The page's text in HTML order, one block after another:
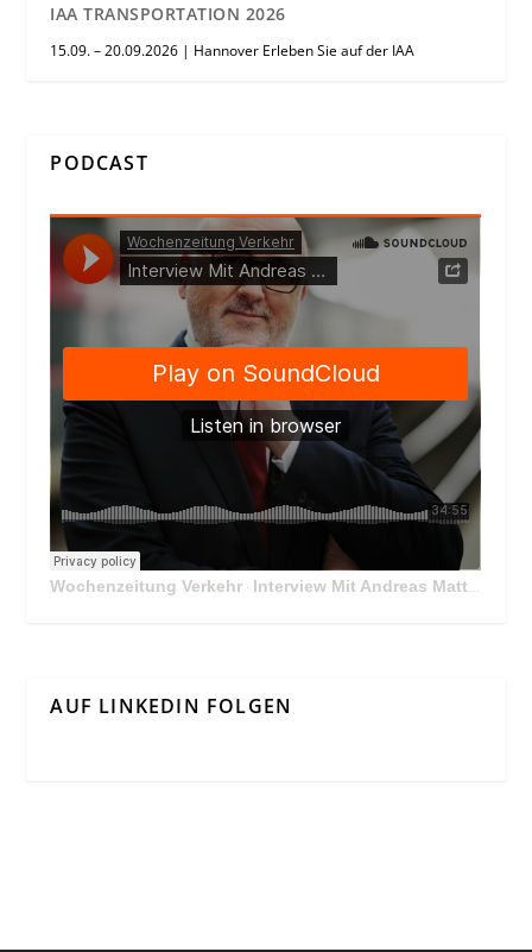
IAA TRANSPORTATION 2026
15.09. – 20.09.2026 | Hannover Erleben Sie auf der IAA
PODCAST
Wochenzeitung Verkehr · Interview Mit Andreas Matthä, CEO der ÖBB Holding
AUF LINKEDIN FOLGEN